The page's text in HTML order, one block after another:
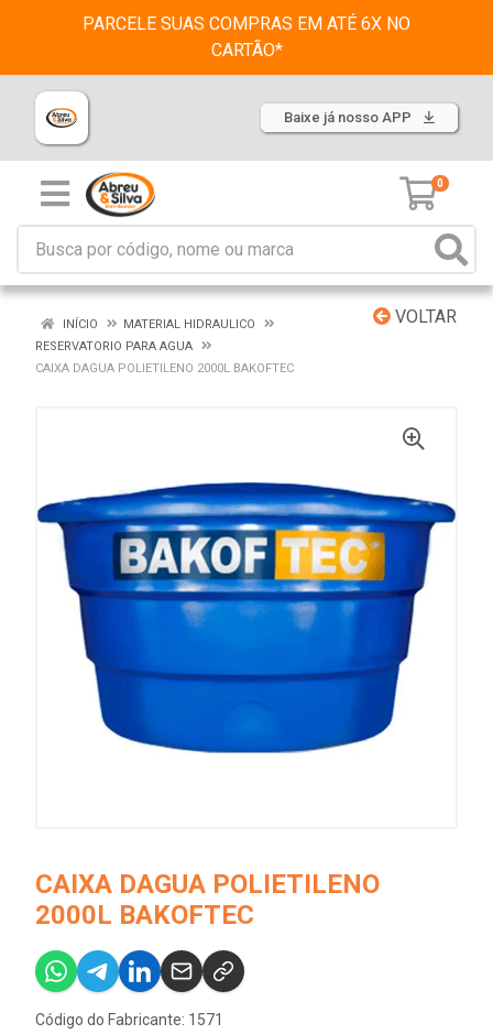
PARCELE SUAS COMPRAS EM ATÉ 6X NO
CARTÃO*
Baixe já nosso APP
0
VOLTAR
INÍCIO
MATERIAL HIDRAULICO
RESERVATORIO PARA AGUA
CAIXA DAGUA POLIETILENO 2000L BAKOFTEC
CAIXA DAGUA POLIETILENO
2000L BAKOFTEC
Código do Fabricante: 1571